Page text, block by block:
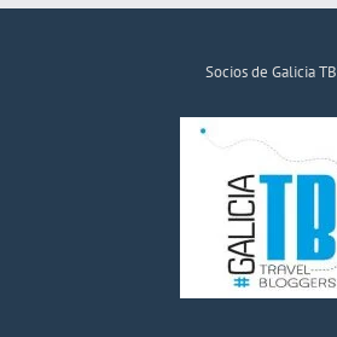
Socios de Galicia TB